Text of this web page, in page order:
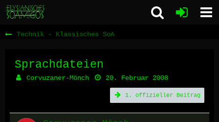
Technik - Klassisches SoA
Sprachdateien
Corvuzaner-Mönch 20. Februar 2008
1. offizieller Beitrag